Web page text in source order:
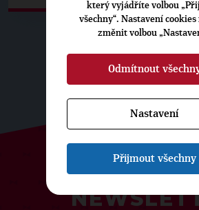
ODEBÍREJTE NÁŠ
který vyjádříte volbou
všechny“. Nastavení
změnit volbou
Odmítnout
Nastavení
Přijmout všechny